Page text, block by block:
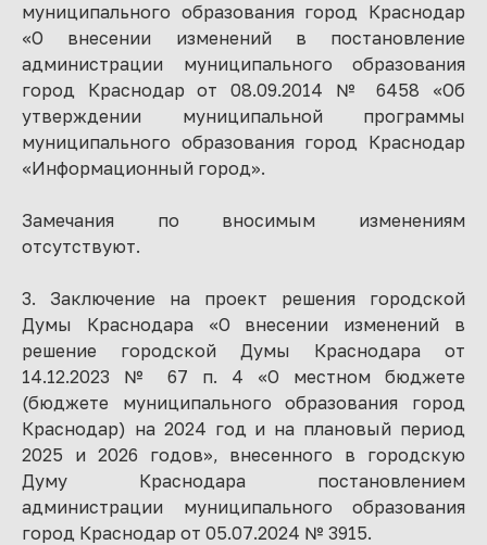
муниципального образования город Краснодар
«О внесении изменений в постановление
администрации муниципального образования
город Краснодар от 08.09.2014 № 6458 «Об
утверждении муниципальной программы
муниципального образования город Краснодар
«Информационный город».
Замечания по вносимым изменениям
отсутствуют.
3. Заключение на проект решения городской
Думы Краснодара «О внесении изменений в
решение городской Думы Краснодара от
14.12.2023 № 67 п. 4 «О местном бюджете
(бюджете муниципального образования город
Краснодар) на 2024 год и на плановый период
2025 и 2026 годов», внесенного в городскую
Думу Краснодара постановлением
администрации муниципального образования
город Краснодар от 05.07.2024 № 3915.